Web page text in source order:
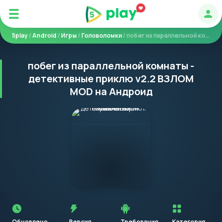
5play/Android /Игры /Головоломки/ побег из параллельной комнаты - детективные приклю
побег из параллельной комнаты -
детективные приклю v2.2 ВЗЛОМ
MOD на Андроид
установкой
приложения